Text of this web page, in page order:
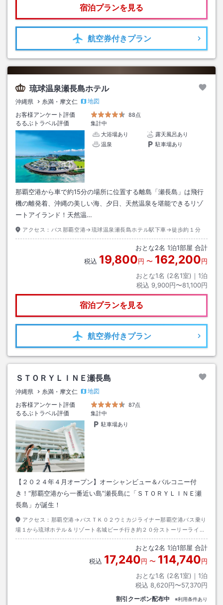
宿泊プランを見る
航空券付きプラン
琉球温泉瀬長島ホテル
沖縄県 糸満・摩文仁
地図
お客様アンケート評価
88点
るるぶトラベル評価
集計中
大浴場あり
露天風呂あり
温泉
駐車場あり
那覇空港から車で約15分の場所に位置する離島「瀬長島」は飛行
機の離発着、沖縄の美しい海、夕日、天然温泉を堪能できるリゾ
ートアイランド！天然温…
アクセス： バス那覇空港→琉球温泉瀬長島ホテル駅下車→徒歩約１分
おとな2名 1泊1部屋 合計
税込 19,800円 〜 162,200円
おとな1名 (2名1室)｜ 1泊
税込 9,900円〜81,100円
宿泊プランを見る
航空券付きプラン
ＳＴＯＲＹＬＩＮＥ瀬長島
沖縄県 糸満・摩文仁
地図
お客様アンケート評価
87点
るるぶトラベル評価
集計中
駐車場あり
【２０２４年４月オープン】オーシャンビュー＆バルコニー付
き！“那覇空港から一番近い島”瀬長島に「ＳＴＯＲＹＬＩＮＥ瀬
長島」が誕生！
アクセス： 那覇空港→バスＴＫ０２ウミカジライナー那覇空港バス乗り
場１から琉球ホテル＆リゾート名城ビーチ行き約２０分ストーリーライン
瀬長島下車→徒歩約１０分
おとな2名 1泊1部屋 合計
税込 17,240円 〜 114,740円
おとな1名 (2名1室)｜ 1泊
税込 8,620円〜57,370円
割引クーポン配布中 ※利用条件あり